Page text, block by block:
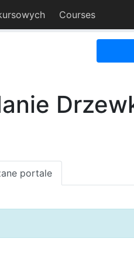
Courses
portale